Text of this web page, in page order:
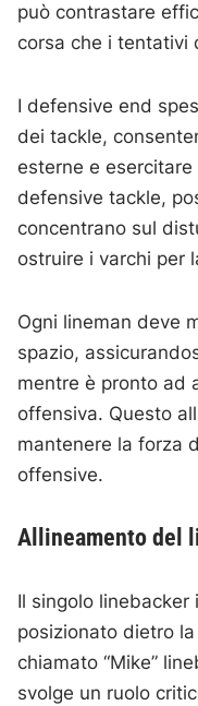
può contrastare
corsa che i tentativi
I defensive end
dei tackle,
esterne e
defensive tackle,
concentrano sul
ostruire i varchi per
Ogni lineman deve
spazio,
mentre è pronto ad
offensiva. Questo
mantenere la forza
offensive.
Allineamento del
Il singolo
posizionato dietro
chiamato “Mike”
svolge un ruolo